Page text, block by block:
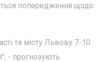
попередження щодо
та місту Львову 7-10
- прогнозують